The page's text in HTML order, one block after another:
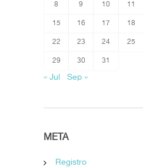
8 9 10 11
15 16 17 18
22 23 24 25
29 30 31
« Jul Sep »
META
Registro